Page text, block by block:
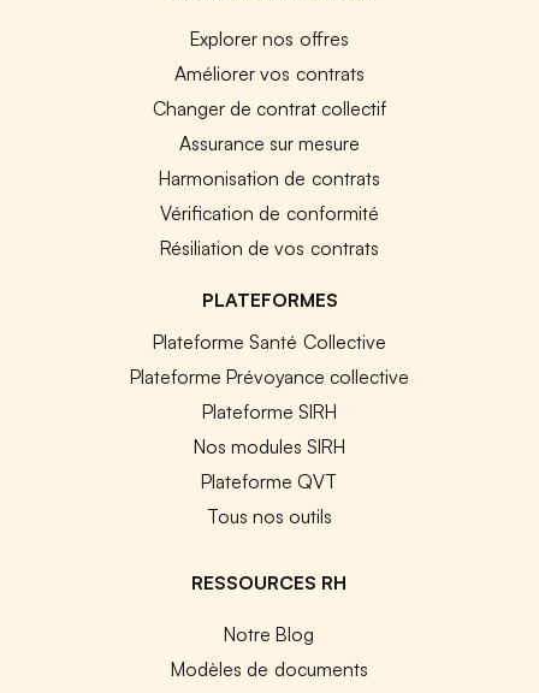
Explorer nos offres
Améliorer vos contrats
Changer de contrat collectif
Assurance sur mesure
Harmonisation de contrats
Vérification de conformité
Résiliation de vos contrats
PLATEFORMES
Plateforme Santé Collective
Plateforme Prévoyance collective
Plateforme SIRH
Nos modules SIRH
Plateforme QVT
Tous nos outils
RESSOURCES RH
Notre Blog
Modèles de documents